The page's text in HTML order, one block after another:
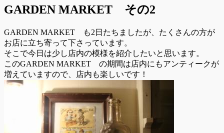
GARDEN MARKET その2
GARDEN MARKET も2日たちましたが、たくさんの方が
お店に立ち寄って下さっています。
そこで今日は少し店内の模様を紹介したいと思います。
このGARDEN MARKET の期間は店内にもアンティークが
増えていますので、店内も楽しいです！